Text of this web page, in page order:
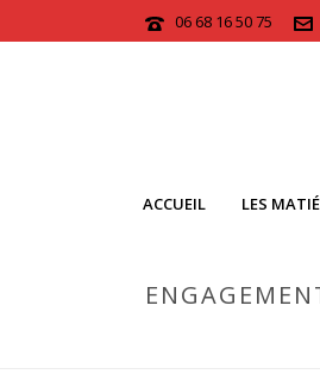
06 68 16 50 75
ACCUEIL LES